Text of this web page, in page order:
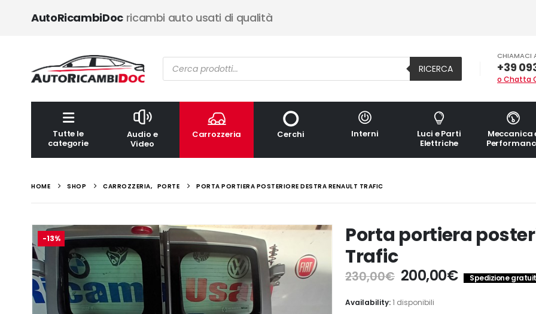
AutoRicambiDocricambi auto usati di qualità
Ricerca
prodotti RICERCA
CHIAMACI
+39
o Chatta
Tutte le
categorie
Audio e
Video
Carrozzeria Cerchi Interni
Luci e Parti
Elettriche
Meccanica
HOME SHOP CARROZZERIA, PORTE PORTA PORTIERA POSTERIORE DESTRA RENAULT TRAFIC
-13%
Porta portiera
Trafic
230,00€ Il
prezzo
originale
200,00€Il
prezzo
Spedizione
Availability:1 disponibili